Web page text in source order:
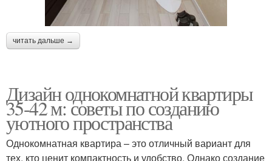
читать дальше →
Дизайн однокомнатной квартиры
35-42 м: советы по созданию
уютного пространства
Однокомнатная квартира – это отличный вариант для
тех, кто ценит компактность и удобство. Однако создание